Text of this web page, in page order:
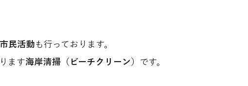
民活動 も行っております。
ます海岸清掃（ビーチクリーン）
です。